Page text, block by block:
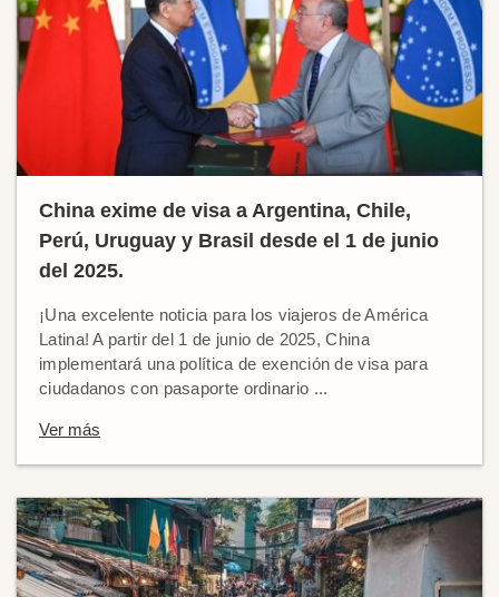
China exime de visa a Argentina, Chile,
Perú, Uruguay y Brasil desde el 1 de junio
del 2025.
¡Una excelente noticia para los viajeros de América
Latina! A partir del 1 de junio de 2025, China
implementará una política de exención de visa para
ciudadanos con pasaporte ordinario ...
Ver más